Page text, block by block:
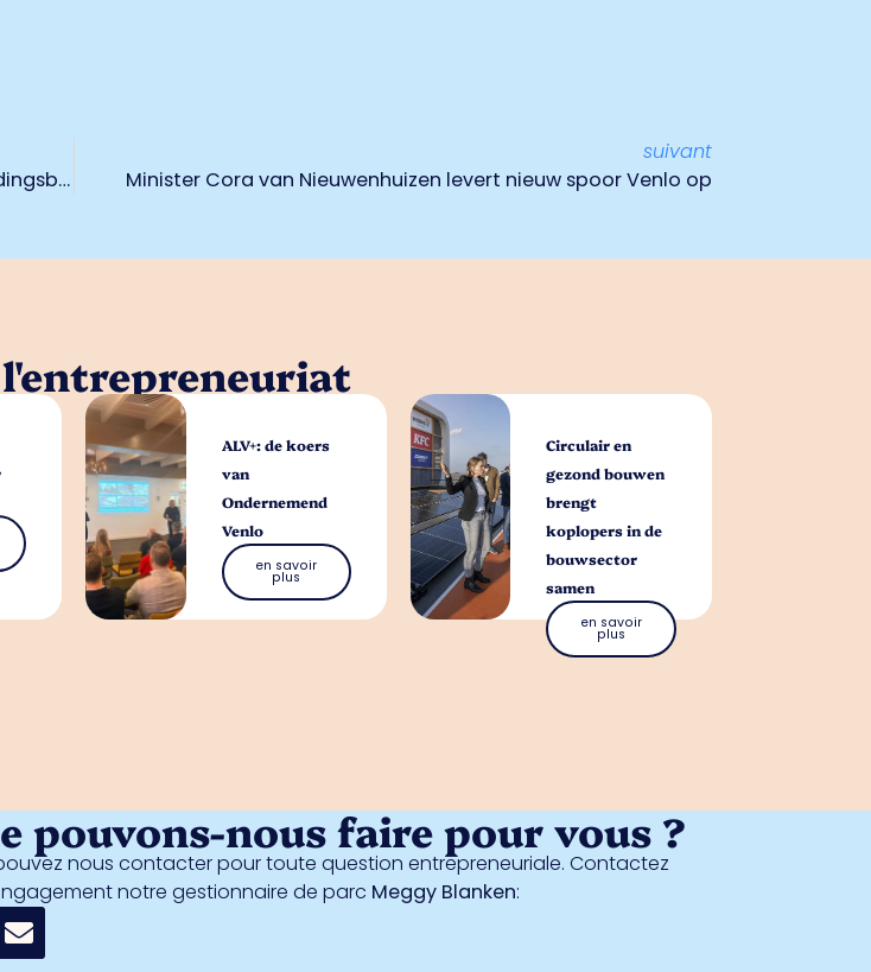
Samenwerkingsverband Euregio Rijn-Maas-Noord nu opleidingsbedrijf
suivant
Minister Cora van Nieuwenhuizen levert nieuw spoor Venlo op
ALV+: de koers
van
Ondernemend
Venlo
en savoir
plus
Circulair en
gezond bouwen
brengt
koplopers in de
bouwsector
samen
en savoir
plus
pouvons-nous faire pour vous ?
nous contacter pour toute question entrepreneuriale. Contactez
notre gestionnaire de parc Meggy Blanken: